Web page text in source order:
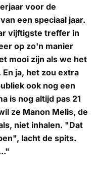
voor de
een speciaal jaar.
vijftigste treffer in
op zo'n manier
mooi zijn als we het
ja, het zou extra
ook nog een
is nog altijd pas 21
ze Manon Melis, de
niet inhalen. "Dat
lacht de spits.